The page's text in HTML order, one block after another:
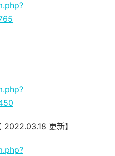
更新】